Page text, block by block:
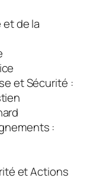
de la
et Sécurité :
:
et Actions